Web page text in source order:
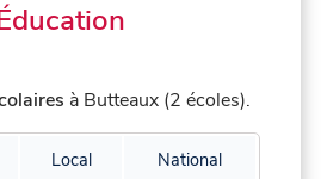
à Butteaux (2 écoles).
Local National